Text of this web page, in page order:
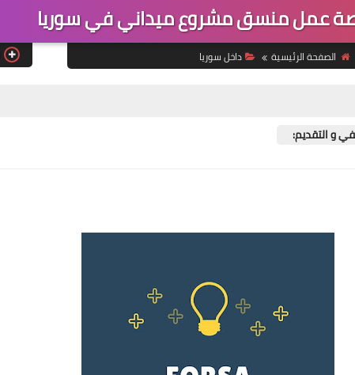
عمل منسق مشروع ميداني في سوريا
الصفحة الرئيسية داخل سوريا
و التقديم: